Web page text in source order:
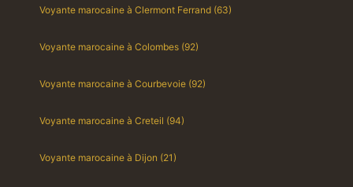
Voyante marocaine à Clermont Ferrand (63)
Voyante marocaine à Colombes (92)
Voyante marocaine à Courbevoie (92)
Voyante marocaine à Creteil (94)
Voyante marocaine à Dijon (21)